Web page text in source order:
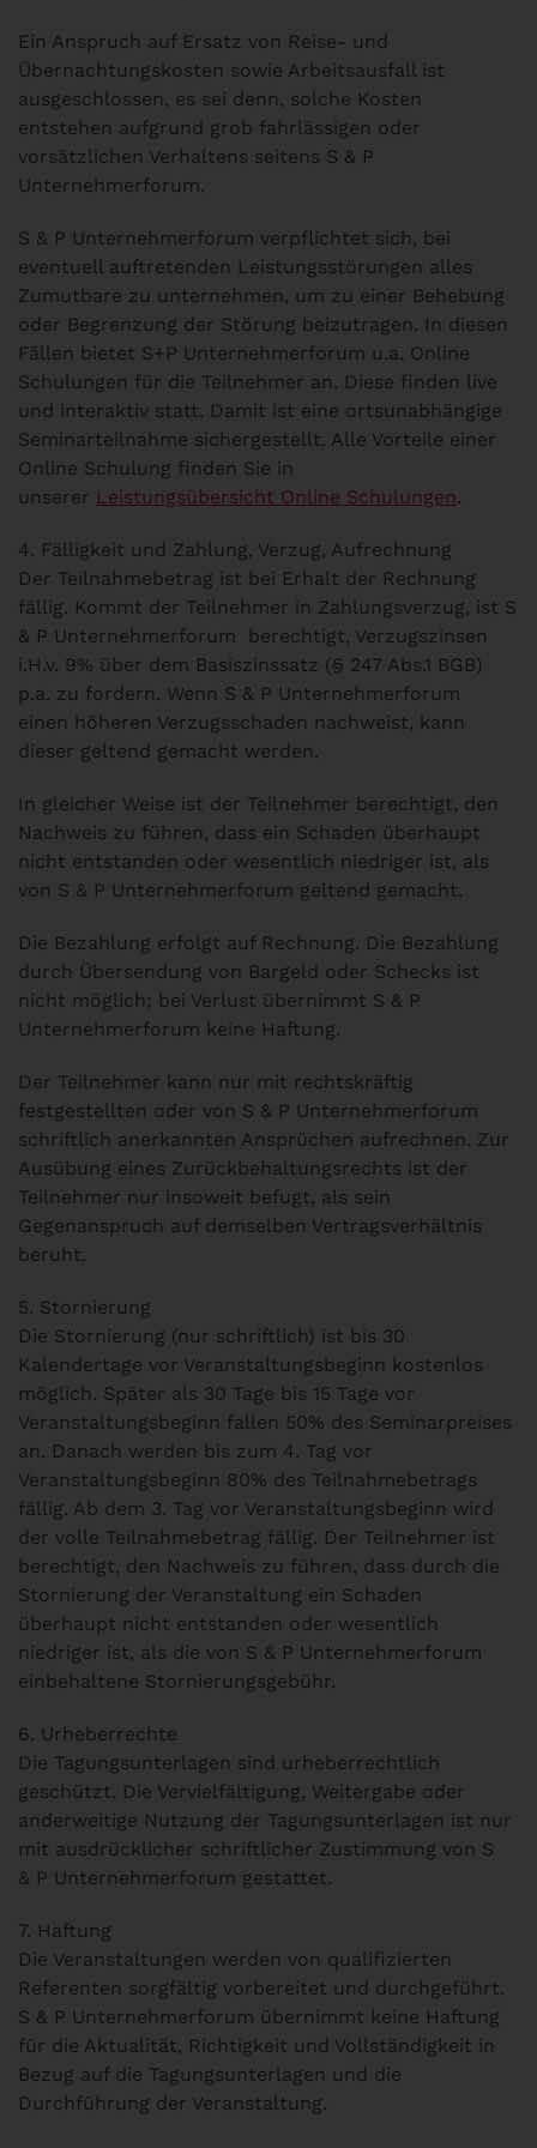
Ein Anspruch auf Ersatz von Reise- und
Übernachtungskosten sowie Arbeitsausfall ist
ausgeschlossen, es sei denn, solche Kosten
entstehen aufgrund grob fahrlässigen oder
vorsätzlichen Verhaltens seitens S & P
Unternehmerforum.
S & P Unternehmerforum verpflichtet sich, bei
eventuell auftretenden Leistungsstörungen alles
Zumutbare zu unternehmen, um zu einer Behebung
oder Begrenzung der Störung beizutragen. In diesen
Fällen bietet S+P Unternehmerforum u.a. Online
Schulungen für die Teilnehmer an. Diese finden live
und interaktiv statt. Damit ist eine ortsunabhängige
Seminarteilnahme sichergestellt. Alle Vorteile einer
Online Schulung finden Sie in
unserer Leistungsübersicht Online Schulungen.
4. Fälligkeit und Zahlung, Verzug, Aufrechnung
Der Teilnahmebetrag ist bei Erhalt der Rechnung
fällig. Kommt der Teilnehmer in Zahlungsverzug, ist S
& P Unternehmerforum berechtigt, Verzugszinsen
i.H.v. 9% über dem Basiszinssatz (§ 247 Abs.1 BGB)
p.a. zu fordern. Wenn S & P Unternehmerforum
einen höheren Verzugsschaden nachweist, kann
dieser geltend gemacht werden.
In gleicher Weise ist der Teilnehmer berechtigt, den
Nachweis zu führen, dass ein Schaden überhaupt
nicht entstanden oder wesentlich niedriger ist, als
von S & P Unternehmerforum geltend gemacht.
Die Bezahlung erfolgt auf Rechnung. Die Bezahlung
durch Übersendung von Bargeld oder Schecks ist
nicht möglich; bei Verlust übernimmt S & P
Unternehmerforum keine Haftung.
Der Teilnehmer kann nur mit rechtskräftig
festgestellten oder von S & P Unternehmerforum
schriftlich anerkannten Ansprüchen aufrechnen. Zur
Ausübung eines Zurückbehaltungsrechts ist der
Teilnehmer nur insoweit befugt, als sein
Gegenanspruch auf demselben Vertragsverhältnis
beruht.
5. Stornierung
Die Stornierung (nur schriftlich) ist bis 30
Kalendertage vor Veranstaltungsbeginn kostenlos
möglich. Später als 30 Tage bis 15 Tage vor
Veranstaltungsbeginn fallen 50% des Seminarpreises
an. Danach werden bis zum 4. Tag vor
Veranstaltungsbeginn 80% des Teilnahmebetrags
fällig. Ab dem 3. Tag vor Veranstaltungsbeginn wird
der volle Teilnahmebetrag fällig. Der Teilnehmer ist
berechtigt, den Nachweis zu führen, dass durch die
Stornierung der Veranstaltung ein Schaden
überhaupt nicht entstanden oder wesentlich
niedriger ist, als die von S & P Unternehmerforum
einbehaltene ­Stornierungsgebühr.
6. Urheberrechte
Die Tagungsunterlagen sind urheberrechtlich
geschützt. Die Vervielfältigung, Weitergabe oder
anderweitige Nutzung der Tagungsunterlagen ist nur
mit ausdrücklicher schriftlicher Zustimmung von S
& P Unternehmerforum gestattet.
7. Haftung
Die Veranstaltungen werden von qualifizierten
Referenten sorgfältig vorbereitet und durchgeführt.
S & P Unternehmerforum übernimmt keine Haftung
für die Aktualität, Richtigkeit und Vollständigkeit in
Bezug auf die Tagungsunterlagen und die
Durchführung der Veranstaltung.